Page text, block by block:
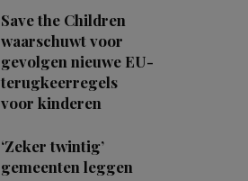
Save the Children
waarschuwt voor
gevolgen nieuwe EU-
terugkeerregels
voor kinderen
‘Zeker twintig’
gemeenten leggen